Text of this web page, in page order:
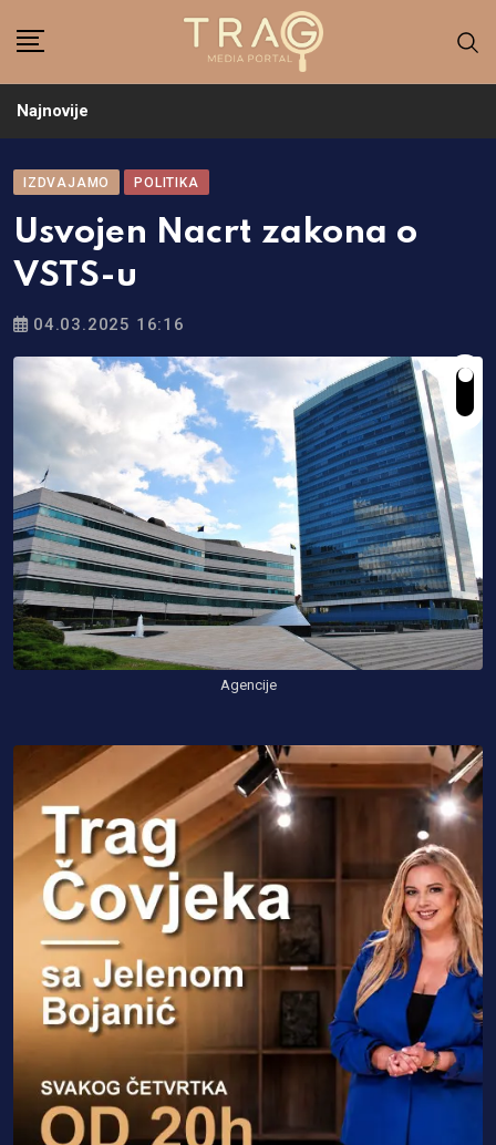
Najnovije
IZDVAJAMO POLITIKA
Usvojen Nacrt zakona o
VSTS-u
04.03.2025 16:16
Agencije